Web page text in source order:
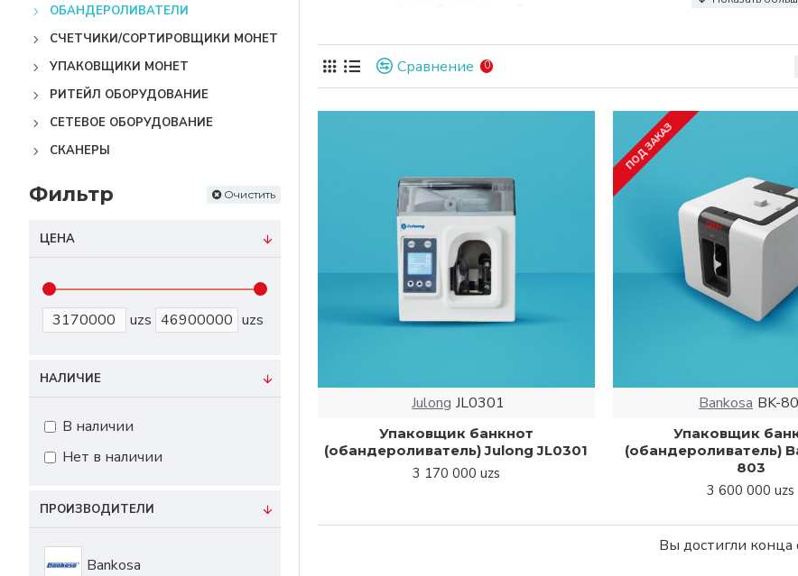
ОБАНДЕРОЛИВАТЕЛИ
СЧЕТЧИКИ/СОРТИРОВЩИКИ МОНЕТ
УПАКОВЩИКИ МОНЕТ
РИТЕЙЛ ОБОРУДОВАНИЕ
СЕТЕВОЕ ОБОРУДОВАНИЕ
СКАНЕРЫ
Фильтр Очистить
ЦЕНА
uzs uzs
ПРОИЗВОДИТЕЛИ
Bankosa
НАЛИЧИЕ
В наличии
Нет в наличии
инкассаторских компаний. Среди популярных моделей
Bankosa и Canny, которые подойдут для различных задач и
Если вам нужно купить обандероливатель для денег в Ташкенте
решения, которые гарантируют удобство эксплуатации и
обандероливатели, которые подходят для офисов и кассовых
упаковщики для финансовых учреждений для упаковки денег в
поддерживать порядок и обеспечить безопасность перемещения
обандероливатели для профессиональной работы с наличными
Сравнение 0
Julong JL0301
Упаковщик банкнот
(обандероливатель) Julong JL0301
3 170 000 uzs
ПОД ЗАКАЗ
Bankosa BK-
Упаковщик
(обандероливатель)
803
3 600 000 uzs
Вы достигли конца